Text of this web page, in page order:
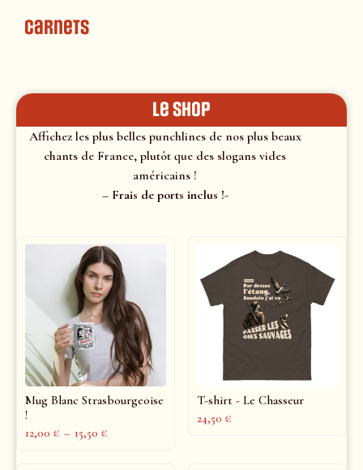
Carnets
le shop
Affichez les plus belles punchlines de nos plus beaux
chants de France, plutôt que des slogans vides
américains !
– Frais de ports inclus !-
Mug Blanc Strasbourgeoise
!
12,00 € – 15,50 €
T-shirt - Le Chasseur
24,50 €